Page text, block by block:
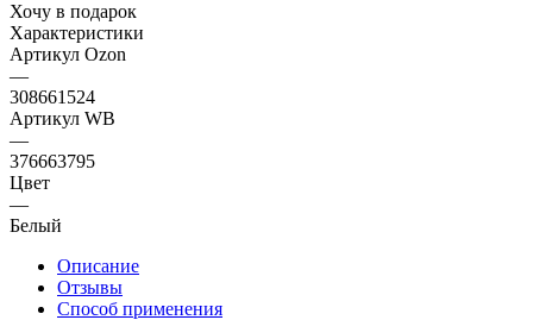
Хочу в подарок
Характеристики
Артикул Ozon
—
308661524
Артикул WB
—
376663795
Цвет
—
Белый
Описание
Отзывы
Способ применения